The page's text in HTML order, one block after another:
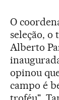
O
seleção, o
Alberto
opinou
campo é